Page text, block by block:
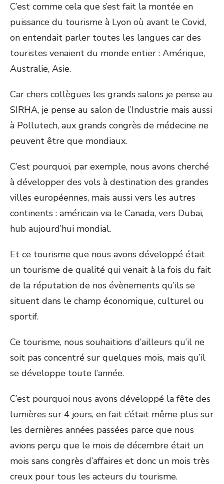
C’est comme cela que s’est fait la montée en
puissance du tourisme à Lyon où avant le Covid,
on entendait parler toutes les langues car des
touristes venaient du monde entier : Amérique,
Australie, Asie.
Car chers collègues les grands salons je pense au
SIRHA, je pense au salon de l’Industrie mais aussi
à Pollutech, aux grands congrès de médecine ne
peuvent être que mondiaux.
C’est pourquoi, par exemple, nous avons cherché
à développer des vols à destination des grandes
villes européennes, mais aussi vers les autres
continents : américain via le Canada, vers Dubaï,
hub aujourd’hui mondial.
Et ce tourisme que nous avons développé était
un tourisme de qualité qui venait à la fois du fait
de la réputation de nos évènements qu’ils se
situent dans le champ économique, culturel ou
sportif.
Ce tourisme, nous souhaitions d’ailleurs qu’il ne
soit pas concentré sur quelques mois, mais qu’il
se développe toute l’année.
C’est pourquoi nous avons développé la fête des
lumières sur 4 jours, en fait c’était même plus sur
les dernières années passées parce que nous
avions perçu que le mois de décembre était un
mois sans congrès d’affaires et donc un mois très
creux pour tous les acteurs du tourisme.